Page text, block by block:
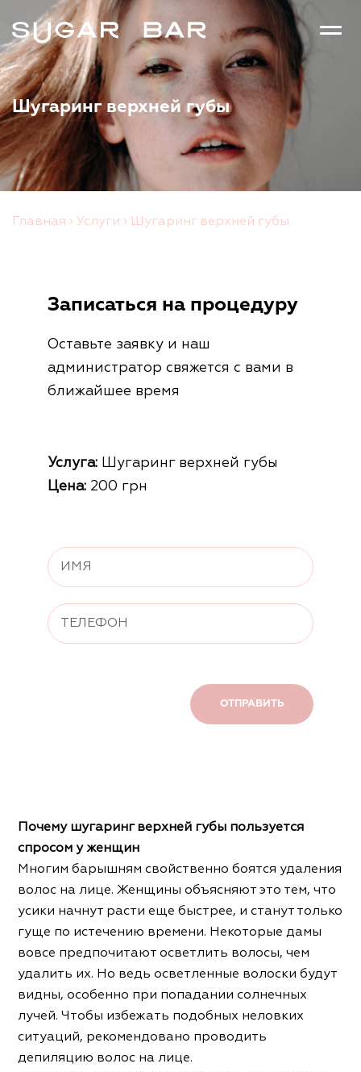
Шугаринг верхней губы
Главная › Услуги › Шугаринг верхней губы
Записаться на процедуру
Оставьте заявку и наш
администратор свяжется с вами в
ближайшее время
Услуга: Шугаринг верхней губы
Цена: 200 грн
Почему шугаринг верхней губы пользуется
спросом у женщин
Многим барышням свойственно боятся удаления
волос на лице. Женщины объясняют это тем, что
усики начнут расти еще быстрее, и станут только
гуще по истечению времени. Некоторые дамы
вовсе предпочитают осветлить волосы, чем
удалить их. Но ведь осветленные волоски будут
видны, особенно при попадании солнечных
лучей. Чтобы избежать подобных неловких
ситуаций, рекомендовано проводить
депиляцию волос на лице.